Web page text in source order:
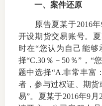
一、 案件还原
原告夏某于2016年
开设期货交易账号。
时在“您认为自己能够
择“C.30 ％－ 50 ％” ， “
题中选择“A.非常丰富
者，参与过权证、期
易”。夏某于2016年9 月